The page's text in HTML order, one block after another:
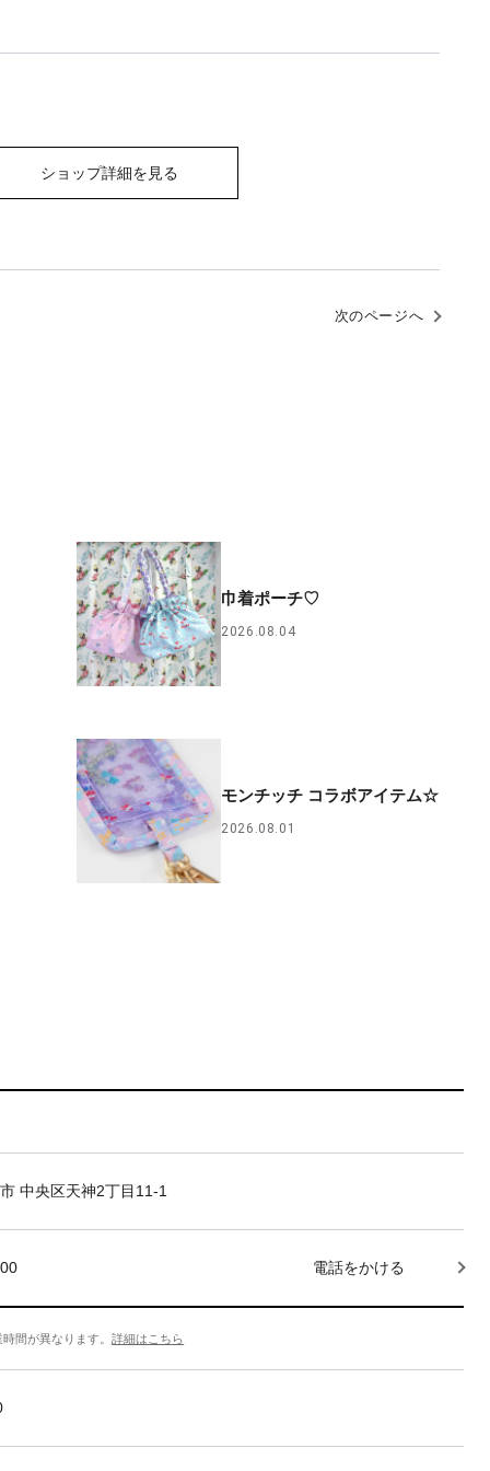
ショップ詳細を見る
次のページへ
巾着ポーチ♡
2026.08.04
モンチッチ コラボアイテム☆
2026.08.01
中央区天神2丁目11-1
電話をかける
間が異なります。詳細はこちら